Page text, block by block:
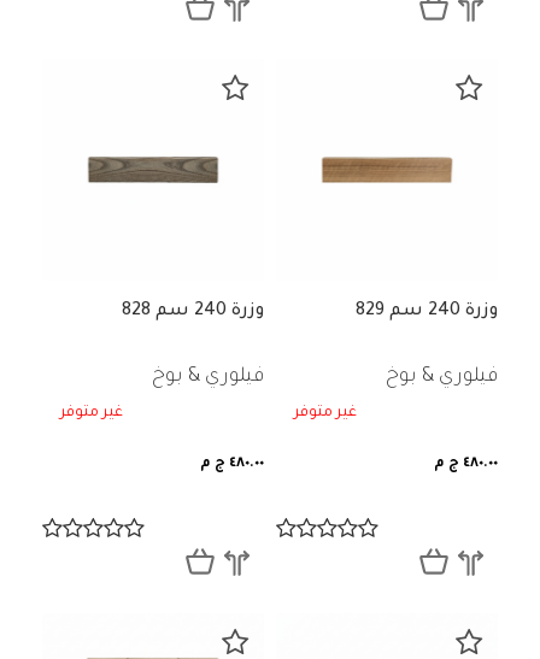
وزرة 240 سم 829
فيلوري & بوخ
غير متوفر
٤٨٠.٠٠ ج م
وزرة 240 سم 828
فيلوري & بوخ
غير متوفر
٤٨٠.٠٠ ج م